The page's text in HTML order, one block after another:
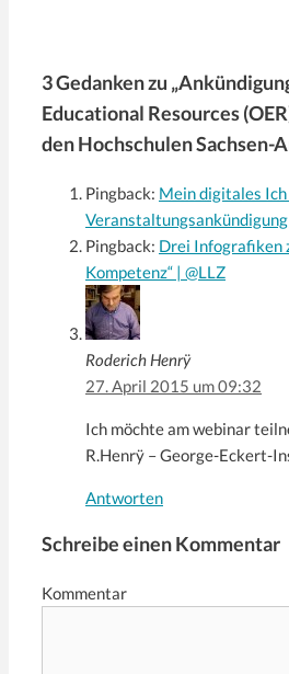
3 Gedanken zu
Educational Resources
den Hochschulen Sachsen-
Pingback: Mein digitales
Veranstaltungsankündigung
Pingback: Drei Infografiken
Kompetenz“ | @LLZ
Roderich Henrÿ
27. April 2015 um 09:32
Ich möchte am webinar
R.Henrÿ – George-Eckert-
Antworten
Schreibe einen Kommentar
Kommentar